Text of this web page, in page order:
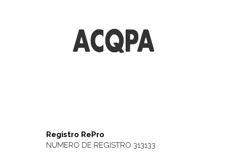
Registro RePro
NÚMERO DE REGISTRO 313133